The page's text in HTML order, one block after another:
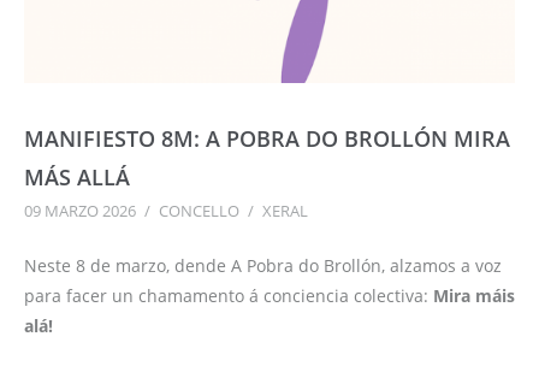
MANIFIESTO 8M: A POBRA DO BROLLÓN MIRA
MÁS ALLÁ
09 MARZO 2026 / CONCELLO / XERAL
Neste 8 de marzo, dende A Pobra do Brollón, alzamos a voz
para facer un chamamento á conciencia colectiva: Mira máis
alá!